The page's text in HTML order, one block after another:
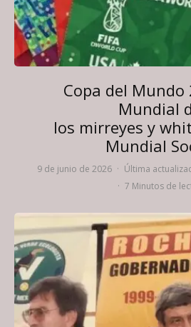
Copa del Mundo
Mundial
los mirreyes y
Mundial
9 de junio de 2026 · Última
· 7 Minutos de